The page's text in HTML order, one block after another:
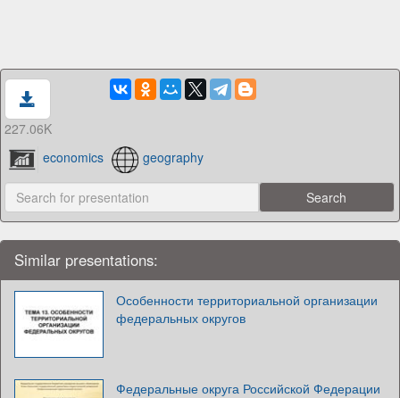
227.06K
economics
geography
Similar presentations:
Особенности территориальной организации
федеральных округов
Федеральные округа Российской Федерации